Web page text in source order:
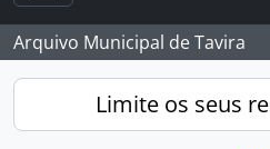
Toggle navigation
Arquivo Municipal de Tavira
Limite os seus